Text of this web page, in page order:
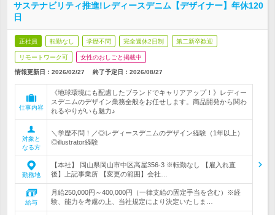
サステナビリティ推進!レディースデニム【デザイナー】年休120
日
正社員 転勤なし 学歴不問 完全週休2日制 第二新卒歓迎
リモートワーク可 女性のおしごと掲載中
情報更新日：2026/02/27 終了予定日： 2026/08/27
仕事内容
《地球環境にも配慮したブランドでキャリアアップ！》レディー
スデニムのデザイン業務全般をお任せします。商品開発から関わ
れるやりがいも魅力♪
対象と
なる方
＼学歴不問！／◎レディースデニムのデザイン経験（1年以上）
◎illustrator経験
勤務地
【本社】 岡山県岡山市中区高屋356-3 ※転勤なし 【雇入れ直
後】上記事業所 【変更の範囲】会社…
給与
月給250,000円～400,000円（一律支給の固定手当を含む）※経
験、能力を考慮の上、当社規定により決定いたしま…